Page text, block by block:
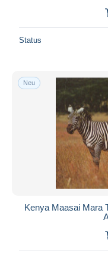
Status
Neu
Kenya Maasai Mara